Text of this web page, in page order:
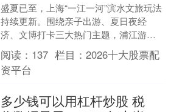
盛夏已至，上海“一江一河”滨水文旅玩法
持续更新。围绕亲子出游、夏日夜经
济、文博打卡三大热门主题，浦江游
览、悠游苏州河重磅推出多款特色主题
航班。游船摇身一变，成为....
阅读： 137 栏目：2026十大股票配
资平台
多少钱可以用杠杆炒股 税